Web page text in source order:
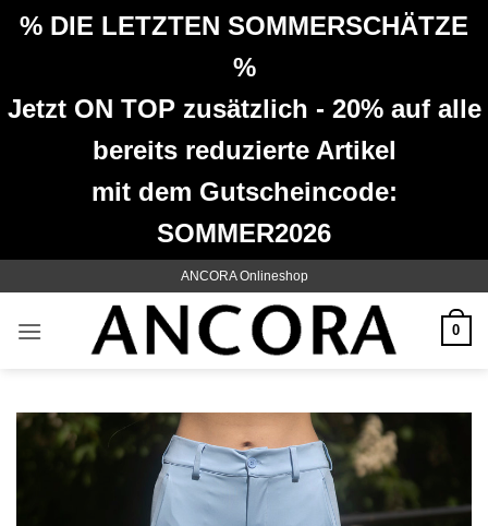
% DIE LETZTEN SOMMERSCHÄTZE
%
Jetzt ON TOP zusätzlich - 20% auf alle
bereits reduzierte Artikel
mit dem Gutscheincode:
SOMMER2026
springen
ANCORA Onlineshop
0